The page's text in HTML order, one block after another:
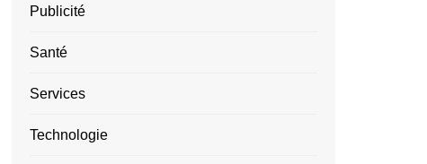
Publicité
Santé
Services
Technologie